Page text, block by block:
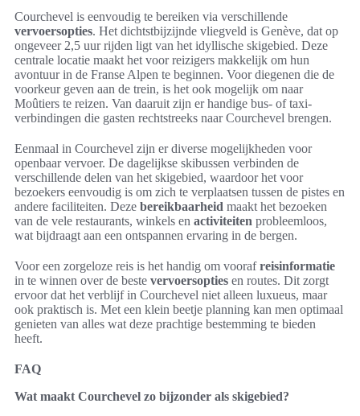
Courchevel is eenvoudig te bereiken via verschillende
vervoersopties. Het dichtstbijzijnde vliegveld is Genève, dat op
ongeveer 2,5 uur rijden ligt van het idyllische skigebied. Deze
centrale locatie maakt het voor reizigers makkelijk om hun
avontuur in de Franse Alpen te beginnen. Voor diegenen die de
voorkeur geven aan de trein, is het ook mogelijk om naar
Moûtiers te reizen. Van daaruit zijn er handige bus- of taxi-
verbindingen die gasten rechtstreeks naar Courchevel brengen.
Eenmaal in Courchevel zijn er diverse mogelijkheden voor
openbaar vervoer. De dagelijkse skibussen verbinden de
verschillende delen van het skigebied, waardoor het voor
bezoekers eenvoudig is om zich te verplaatsen tussen de pistes en
andere faciliteiten. Deze bereikbaarheid maakt het bezoeken
van de vele restaurants, winkels en activiteiten probleemloos,
wat bijdraagt aan een ontspannen ervaring in de bergen.
Voor een zorgeloze reis is het handig om voorafreisinformatie
in te winnen over de beste vervoersopties en routes. Dit zorgt
ervoor dat het verblijf in Courchevel niet alleen luxueus, maar
ook praktisch is. Met een klein beetje planning kan men optimaal
genieten van alles wat deze prachtige bestemming te bieden
heeft.
FAQ
Wat maakt Courchevel zo bijzonder als skigebied?